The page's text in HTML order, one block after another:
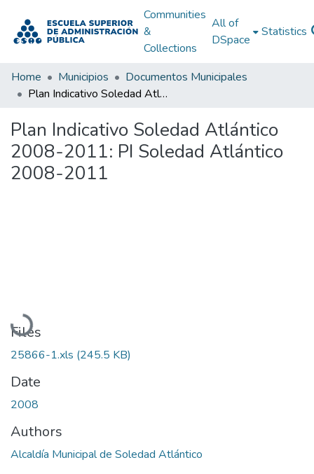
Communities
&
Collections
All of
DSpace
Statistics
Home Municipios
Documentos Municipales
Plan Indicativo Soledad Atlántico 2008-2011: PI Soledad Atlántico 2008-2011
Plan Indicativo Soledad Atlántico
2008-2011: PI Soledad Atlántico
2008-2011
Loading...
Files
25866-1.xls (245.5 KB)
Date
2008
Authors
Alcaldía Municipal de Soledad Atlántico